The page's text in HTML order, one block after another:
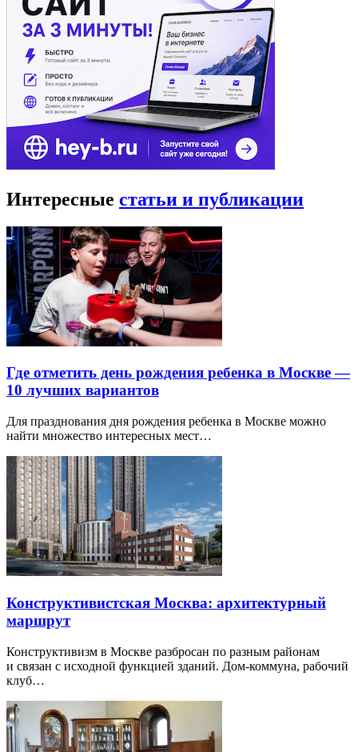
Интересные статьи и публикации
Где отметить день рождения ребенка в Москве —
10 лучших вариантов
Для празднования дня рождения ребенка в Москве можно
найти множество интересных мест…
Конструктивистская Москва: архитектурный
маршрут
Конструктивизм в Москве разбросан по разным районам
и связан с исходной функцией зданий. Дом-коммуна, рабочий
клуб…